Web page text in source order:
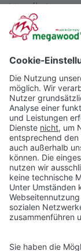
https://
Das
„EU-US Data
USA, der die
bei
Jedes nach dem
sich, diese
Informationen
folgendem Link:
https://
search/
Wir haben mit
strengen
Mehr